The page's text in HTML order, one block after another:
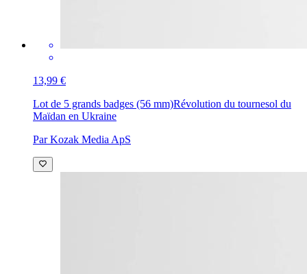
13,99 €
Lot de 5 grands badges (56 mm)Révolution du tournesol du
Maïdan en Ukraine
Par Kozak Media ApS